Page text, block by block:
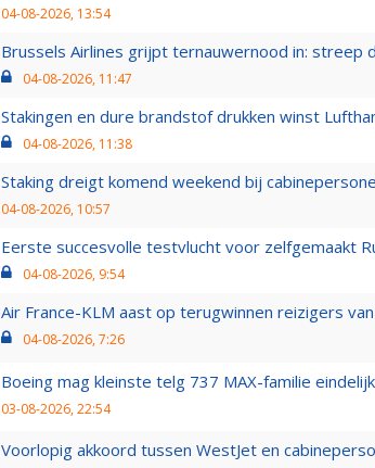
04-08-2026, 13:54
Brussels Airlines grijpt ternauwernood in: streep
04-08-2026, 11:47
Stakingen en dure brandstof drukken winst
04-08-2026, 11:38
Staking dreigt komend weekend bij
04-08-2026, 10:57
Eerste succesvolle testvlucht voor zelfgemaakt
04-08-2026, 9:54
Air France-KLM aast op terugwinnen reizigers
04-08-2026, 7:26
Boeing mag kleinste telg 737 MAX-familie
03-08-2026, 22:54
Voorlopig akkoord tussen WestJet en